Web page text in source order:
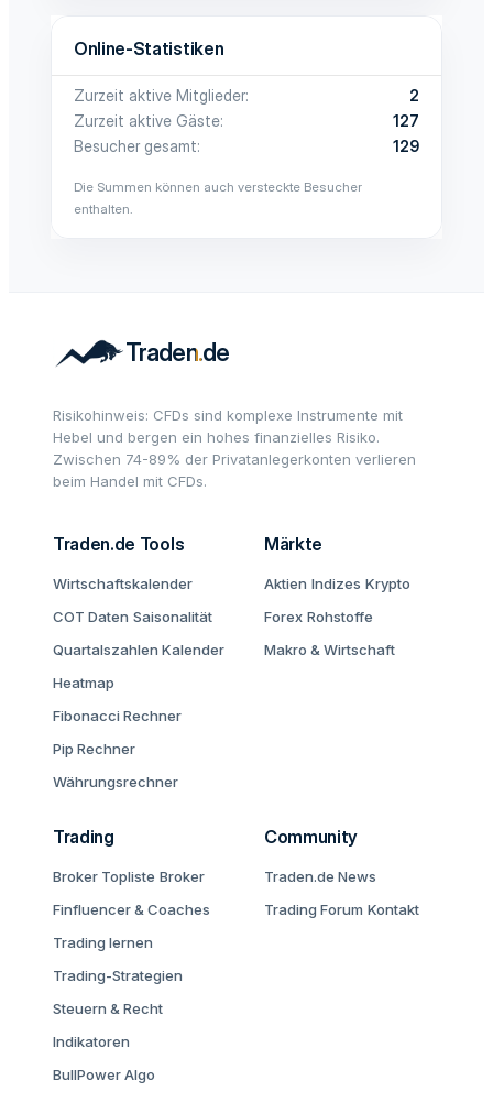
Online-Statistiken
Zurzeit aktive Mitglieder
2
Zurzeit aktive Gäste
127
Besucher gesamt
129
Die Summen können auch versteckte Besucher
enthalten.
Risikohinweis: CFDs sind komplexe Instrumente mit
Hebel und bergen ein hohes finanzielles Risiko.
Zwischen 74-89% der Privatanlegerkonten verlieren
beim Handel mit CFDs.
Traden.de Tools
Wirtschaftskalender
COT Daten Saisonalität
Quartalszahlen Kalender
Heatmap
Fibonacci Rechner
Pip Rechner
Währungsrechner
Märkte
Aktien Indizes Krypto
Forex Rohstoffe
Makro & Wirtschaft
Trading
Broker Topliste Broker
Finfluencer & Coaches
Trading lernen
Trading-Strategien
Steuern & Recht
Indikatoren
BullPower Algo
Community
Traden.de News
Trading Forum Kontakt